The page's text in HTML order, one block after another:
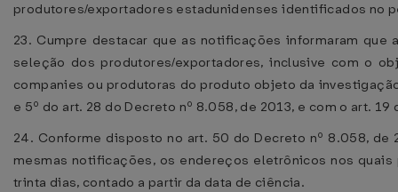
produtores/exportadores estadunidenses identificados no
23. Cumpre destacar que as notificações informaram
seleção dos produtores/exportadores, inclusive com o
companies ou produtoras do produto objeto da
e 5º do art. 28 do Decreto nº 8.058, de 2013, e com o art. 19
24. Conforme disposto no art. 50 do Decreto nº 8.058,
mesmas notificações, os endereços eletrônicos nos
trinta dias, contado a partir da data de ciência.